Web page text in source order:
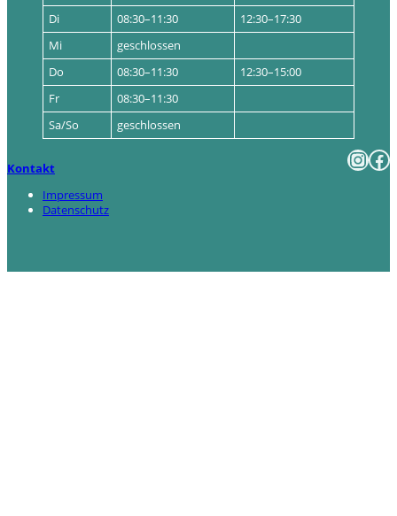
Di
08:30–11:30
12:30–17:30
Mi
geschlossen
Do
08:30–11:30
12:30–15:00
Fr
08:30–11:30
Sa/So
geschlossen
Kontakt
Impressum
Datenschutz
InstagramFacebook